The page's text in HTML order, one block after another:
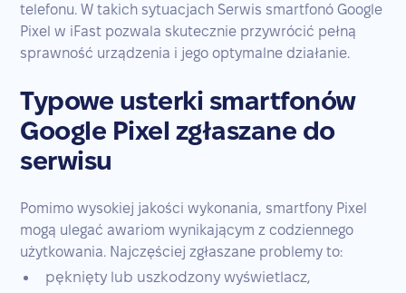
telefonu. W takich sytuacjach Serwis smartfonó Google
Pixel w iFast pozwala skutecznie przywrócić pełną
sprawność urządzenia i jego optymalne działanie.
Typowe usterki smartfonów
Google Pixel zgłaszane do
serwisu
Pomimo wysokiej jakości wykonania, smartfony Pixel
mogą ulegać awariom wynikającym z codziennego
użytkowania. Najczęściej zgłaszane problemy to:
pęknięty lub uszkodzony wyświetlacz,